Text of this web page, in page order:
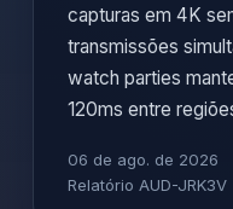
capturas em 4K
transmissões
watch parties
120ms entre
06 de ago. de 2026
Relatório AUD-JRK3V